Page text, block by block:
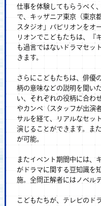
仕事を体験してもらうべく
で、キッザニア東京（東京
スタジオ」パビリオンをオ
リオンでこどもたちは、『
も過言ではないドラマセッ
きます。
さらにこどもたちは、俳優
柄の意味などの説明を聞い
い、それぞれの役柄に合わ
やカンペ（スタッフが出演
サルを経て、リアルなセッ
演じることができます。ま
が可能。
またイベント期間中には、
がドラマに関する豆知識を
施。全問正解者にはノベル
こどもたちが、テレビのド